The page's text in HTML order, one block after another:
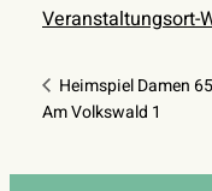
Veranstaltungsort-
Heimspiel Damen
Am Volkswald 1